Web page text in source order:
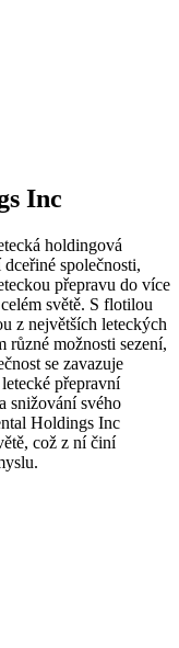
Inc
holdingová
společnosti,
přepravu do více
světě. S flotilou
z největších leteckých
různé možnosti sezení,
se zavazuje
přepravní
snižování svého
Holdings Inc
což z ní činí